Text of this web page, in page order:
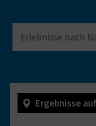
Ergebnisse